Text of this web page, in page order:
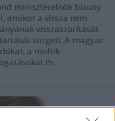
miniszterelnök bizony
amikor a vissza nem
visszaszorítását
sürgeti. A magyar
a multik
és